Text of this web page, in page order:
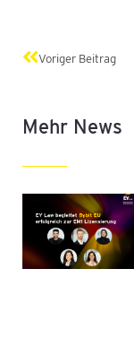
Zurück
Voriger Beitrag
Mehr News